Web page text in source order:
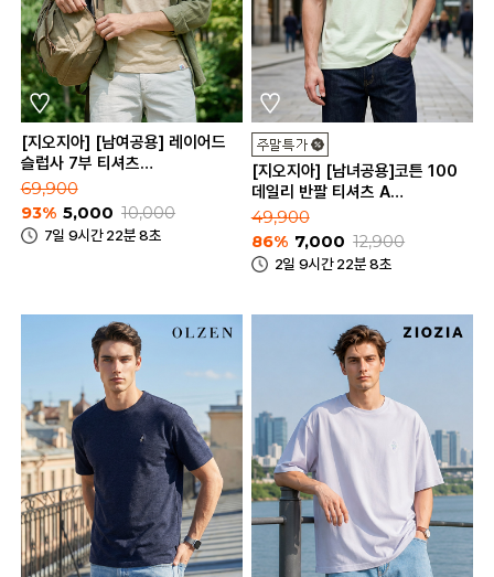
[지오지아] [남여공용] 레이어드
슬럽사 7부 티셔츠
(ABB2TR1131)
69,900
93% 5,000 10,000
7일 9시간 22분 8초
[지오지아] [남녀공용]코튼 100
데일리 반팔 티셔츠 A
(ABC2TR3182_A)
49,900
86% 7,000 12,900
2일 9시간 22분 8초